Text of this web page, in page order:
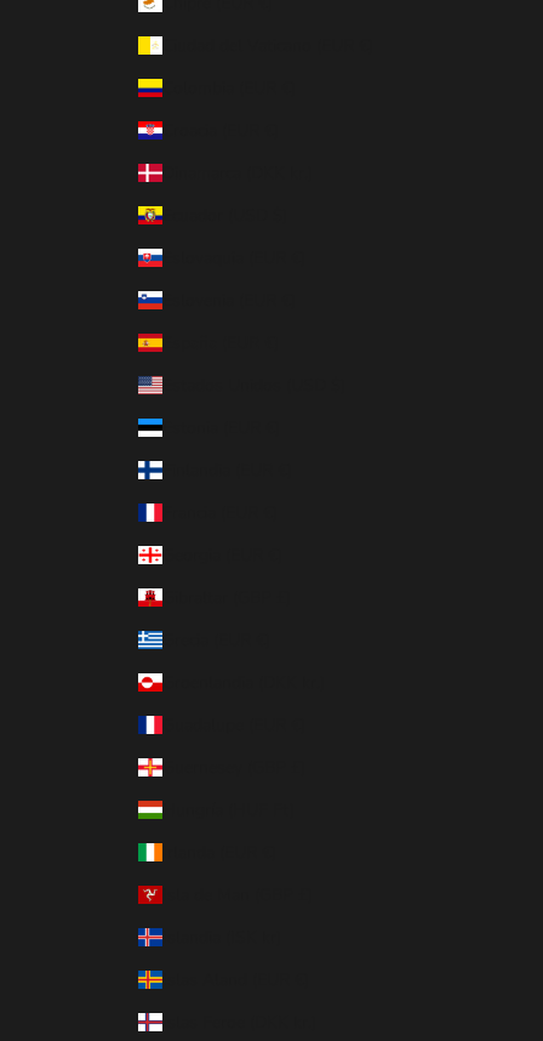
Colombia (EUR €)
Croacia (EUR €)
Dinamarca (DKK kr.)
Ecuador (USD $)
Eslovaquia (EUR €)
Eslovenia (EUR €)
España (EUR €)
Estados Unidos (USD $)
Estonia (EUR €)
Finlandia (EUR €)
Georgia (EUR €)
Gibraltar (GBP £)
Grecia (EUR €)
Groenlandia (DKK kr.)
Guernesey (GBP £)
Hungría (HUF Ft)
Islandia (ISK kr)
Islas Aland (EUR €)
Islas Feroe (DKK kr.)